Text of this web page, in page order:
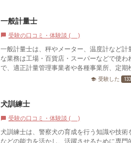
一般計量士
chat_bubble 受験の口コミ・体験談 (0)
一般計量士は、秤やメーター、温度計など
な業務は工場・百貨店・スーパーなどで使
で、適正計量管理事業者や各種事業所、定期
school 受験した 133
犬訓練士
chat_bubble 受験の口コミ・体験談 (0)
犬訓練士は、警察犬の育成を行う知識や技
などの能力を活かし、活躍させるために専